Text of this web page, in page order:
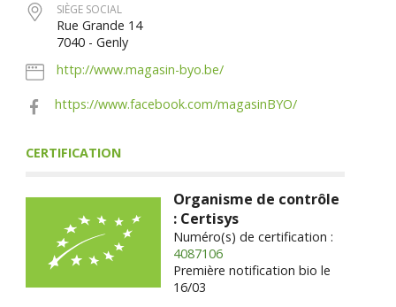
SIÈGE SOCIAL
Rue Grande 14
7040 - Genly
http://www.magasin-byo.be/
https://www.facebook.com/magasinBYO/
CERTIFICATION
Organisme de contrôle
: Certisys
Numéro(s) de certification :
4087106
Première notification bio le
16/03